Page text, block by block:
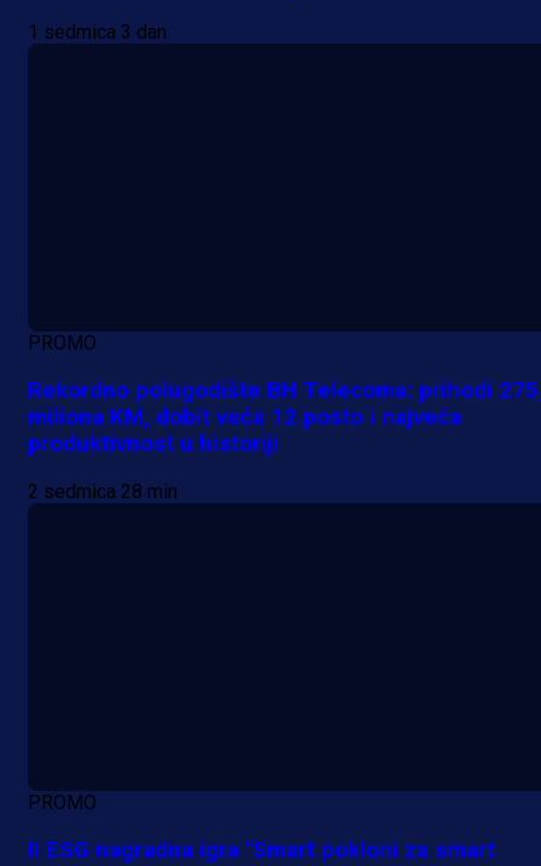
1 sedmica 3 dan
PROMO
Rekordno polugodište BH Telecoma: prihodi
miliona KM, dobit veća 12 posto i najveća
produktivnost u historiji
2 sedmica 28 min
PROMO
II ESG nagradna igra "Smart pokloni za smart